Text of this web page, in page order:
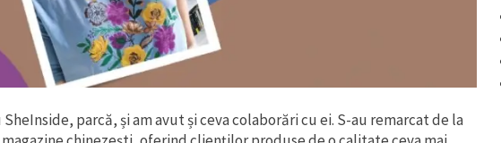
SheInside, parcă, și am avut și ceva colaborări cu ei. S-au remarcat de la